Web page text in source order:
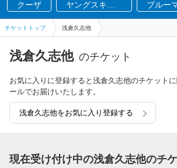
クーザ
ヤングスキニ
ー
ブルー
チケットトップ 浅倉久志他
浅倉久志他 のチケット
お気に入りに登録すると浅倉久志他のチケット
ールでお届けいたします。
浅倉久志他をお気に入り登録する
現在受け付け中の浅倉久志他のチ